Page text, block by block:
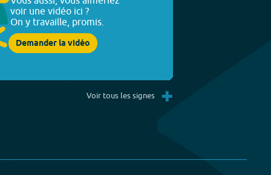
voir une vidéo ici ?
On y travaille, promis.
Demander la vidéo
Voir tous les signes +